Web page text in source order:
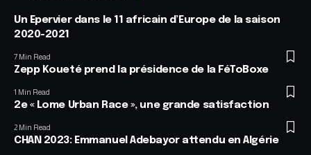
Un Epervier dans le 11 africain d’Europe de la saison
2020-2021
7 Min Read
Zepp Koueté prend la présidence de la FéToBoxe
1 Min Read
2e « Lome Urban Race », une grande satisfaction
2 Min Read
CHAN 2023: Emmanuel Adebayor attendu en Algérie